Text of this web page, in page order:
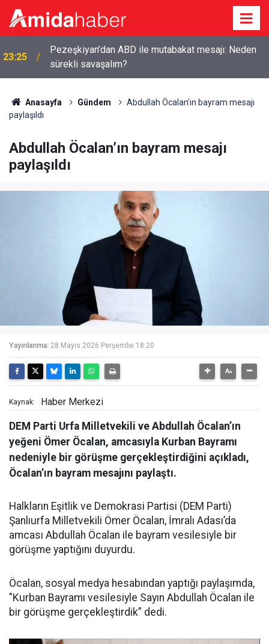
23:25
Pezeşkiyan’dan ABD ile mutabakat mesajı: Neden
sürekli savaşalım?
Anasayfa Gündem
Abdullah Öcalan’ın bayram mesajı
paylaşıldı
Abdullah Öcalan’ın bayram mesajı
paylaşıldı
Yayınlanma: 28 Mayıs 2026 Perşembe 18:20
Kaynak: Haber Merkezi
DEM Parti Urfa Milletvekili ve Abdullah Öcalan’ın
yeğeni Ömer Öcalan, amcasıyla Kurban Bayramı
nedeniyle bir görüşme gerçekleştirdiğini açıkladı,
Öcalan’ın bayram mesajını paylaştı.
Halkların Eşitlik ve Demokrasi Partisi (DEM Parti)
Şanlıurfa Milletvekili Ömer Öcalan, İmralı Adası’da
amcası Abdullah Öcalan ile bayram vesilesiyle bir
görüşme yaptığını duyurdu.
Öcalan, sosyal medya hesabından yaptığı paylaşımda,
"Kurban Bayramı vesilesiyle Sayın Abdullah Öcalan ile
bir görüşme gerçekleştirdik” dedi.